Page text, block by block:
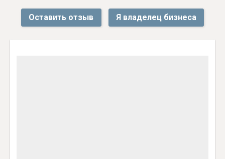
Оставить отзыв Я владелец бизнеса